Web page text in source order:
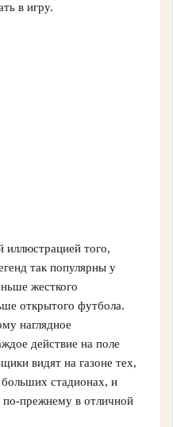
в игру.
того,
так популярны у
жесткого
открытого футбола.
наглядное
действие на поле
видят на газоне тех,
больших стадионах, и
прежнему в отличной